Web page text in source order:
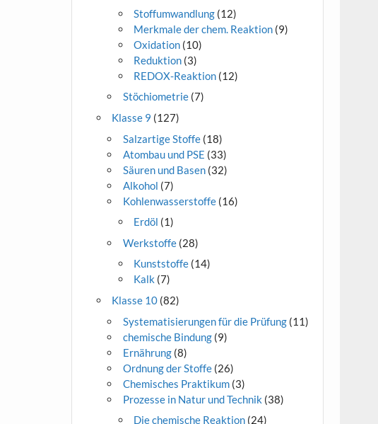
Stoffumwandlung(12)
Merkmale der chem. Reaktion(9)
Oxidation(10)
Reduktion(3)
REDOX-Reaktion(12)
Stöchiometrie(7)
Klasse 9 (127)
Salzartige Stoffe(18)
Atombau und PSE (33)
Säuren und Basen(32)
Alkohol (7)
Kohlenwasserstoffe(16)
Erdöl (1)
Werkstoffe(28)
Kunststoffe(14)
Kalk (7)
Klasse 10 (82)
Systematisierungen für die Prüfung(11)
chemische Bindung(9)
Ernährung(8)
Ordnung der Stoffe(26)
Chemisches Praktikum(3)
Prozesse in Natur und Technik (38)
Die chemische Reaktion(24)